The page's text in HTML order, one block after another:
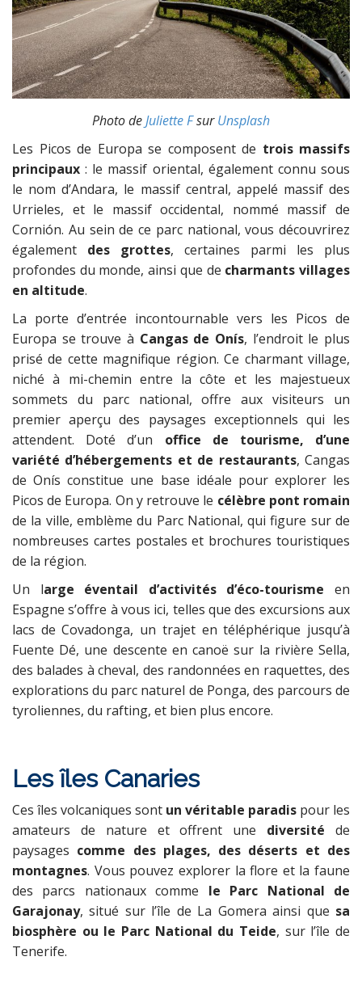
Photo deJuliette FsurUnsplash
Les Picos de Europa se composent de trois massifs
principaux : le massif oriental, également connu sous
le nom d’Andara, le massif central, appelé massif des
Urrieles, et le massif occidental, nommé massif de
Cornión. Au sein de ce parc national, vous découvrirez
également des grottes, certaines parmi les plus
profondes du monde, ainsi que de charmants villages
en altitude.
La porte d’entrée incontournable vers les Picos de
Europa se trouve à Cangas de Onís, l’endroit le plus
prisé de cette magnifique région. Ce charmant village,
niché à mi-chemin entre la côte et les majestueux
sommets du parc national, offre aux visiteurs un
premier aperçu des paysages exceptionnels qui les
attendent. Doté d’un office de tourisme, d’une
variété d’hébergements et de restaurants, Cangas
de Onís constitue une base idéale pour explorer les
Picos de Europa. On y retrouve le célèbre pont romain
de la ville, emblème du Parc National, qui figure sur de
nombreuses cartes postales et brochures touristiques
de la région.
Un large éventail d’activités d’éco-tourisme en
Espagne s’offre à vous ici, telles que des excursions aux
lacs de Covadonga, un trajet en téléphérique jusqu’à
Fuente Dé, une descente en canoë sur la rivière Sella,
des balades à cheval, des randonnées en raquettes, des
explorations du parc naturel de Ponga, des parcours de
tyroliennes, du rafting, et bien plus encore.
Les îles Canaries
Ces îles volcaniques sont un véritable paradis pour les
amateurs de nature et offrent une diversité de
paysages comme des plages, des déserts et des
montagnes. Vous pouvez explorer la flore et la faune
des parcs nationaux comme le Parc National de
Garajonay, situé sur l’île de La Gomera ainsi que sa
biosphère ou le Parc National du Teide, sur l’île de
Tenerife.